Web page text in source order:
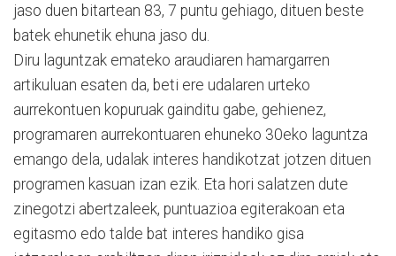
jaso duen bitartean 83, 7 puntu gehiago, dituen beste
batek ehunetik ehuna jaso du.
Diru laguntzak emateko araudiaren hamargarren
artikuluan esaten da, beti ere udalaren urteko
aurrekontuen kopuruak gainditu gabe, gehienez,
programaren aurrekontuaren ehuneko 30eko laguntza
emango dela, udalak interes handikotzat jotzen dituen
programen kasuan izan ezik. Eta hori salatzen dute
zinegotzi abertzaleek, puntuazioa egiterakoan eta
egitasmo edo talde bat interes handiko gisa